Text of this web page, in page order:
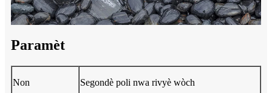
Paramèt
Non Segondè poli nwa rivyè wòch